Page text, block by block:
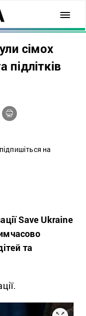
сімох
підлітків
на
Save Ukraine
та